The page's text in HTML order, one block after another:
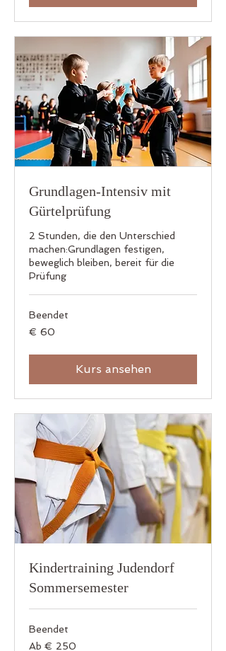
Grundlagen-Intensiv mit
Gürtelprüfung
2 Stunden, die den Unterschied
machen:Grundlagen festigen,
beweglich bleiben, bereit für die
Prüfung
Beendet
60
Euro
€ 60
Kurs ansehen
Kindertraining Judendorf
Sommersemester
Beendet
Ab
Ab € 250